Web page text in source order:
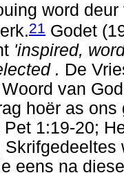
word
21 Godet
'inspired,
. De
van
hoër as
Pet 1:19-20;
eens na